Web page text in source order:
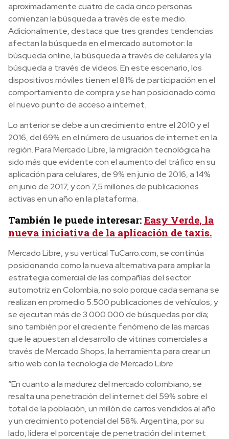
aproximadamente cuatro de cada cinco personas
comienzan la búsqueda a través de este medio.
Adicionalmente, destaca que tres grandes tendencias
afectan la búsqueda en el mercado automotor: la
búsqueda online, la búsqueda a través de celulares y la
búsqueda a través de videos. En este escenario, los
dispositivos móviles tienen el 81% de participación en el
comportamiento de compra y se han posicionado como
el nuevo punto de acceso a internet.
Lo anterior se debe a un crecimiento entre el 2010 y el
2016, del 69% en el número de usuarios de internet en la
región. Para Mercado Libre, la migración tecnológica ha
sido más que evidente con el aumento del tráfico en su
aplicación para celulares, de 9% en junio de 2016, a 14%
en junio de 2017, y con 7,5 millones de publicaciones
activas en un año en la plataforma.
También le puede interesar: Easy Verde, la
nueva iniciativa de la aplicación de taxis.
Mercado Libre, y su vertical TuCarro.com, se continúa
posicionando como la nueva alternativa para ampliar la
estrategia comercial de las compañías del sector
automotriz en Colombia, no solo porque cada semana se
realizan en promedio 5.500 publicaciones de vehículos, y
se ejecutan más de 3.000.000 de búsquedas por día;
sino también por el creciente fenómeno de las marcas
que le apuestan al desarrollo de vitrinas comerciales a
través de Mercado Shops, la herramienta para crear un
sitio web con la tecnología de Mercado Libre.
“En cuanto a la madurez del mercado colombiano, se
resalta una penetración del internet del 59% sobre el
total de la población, un millón de carros vendidos al año
y un crecimiento potencial del 58%. Argentina, por su
lado, lidera el porcentaje de penetración del internet